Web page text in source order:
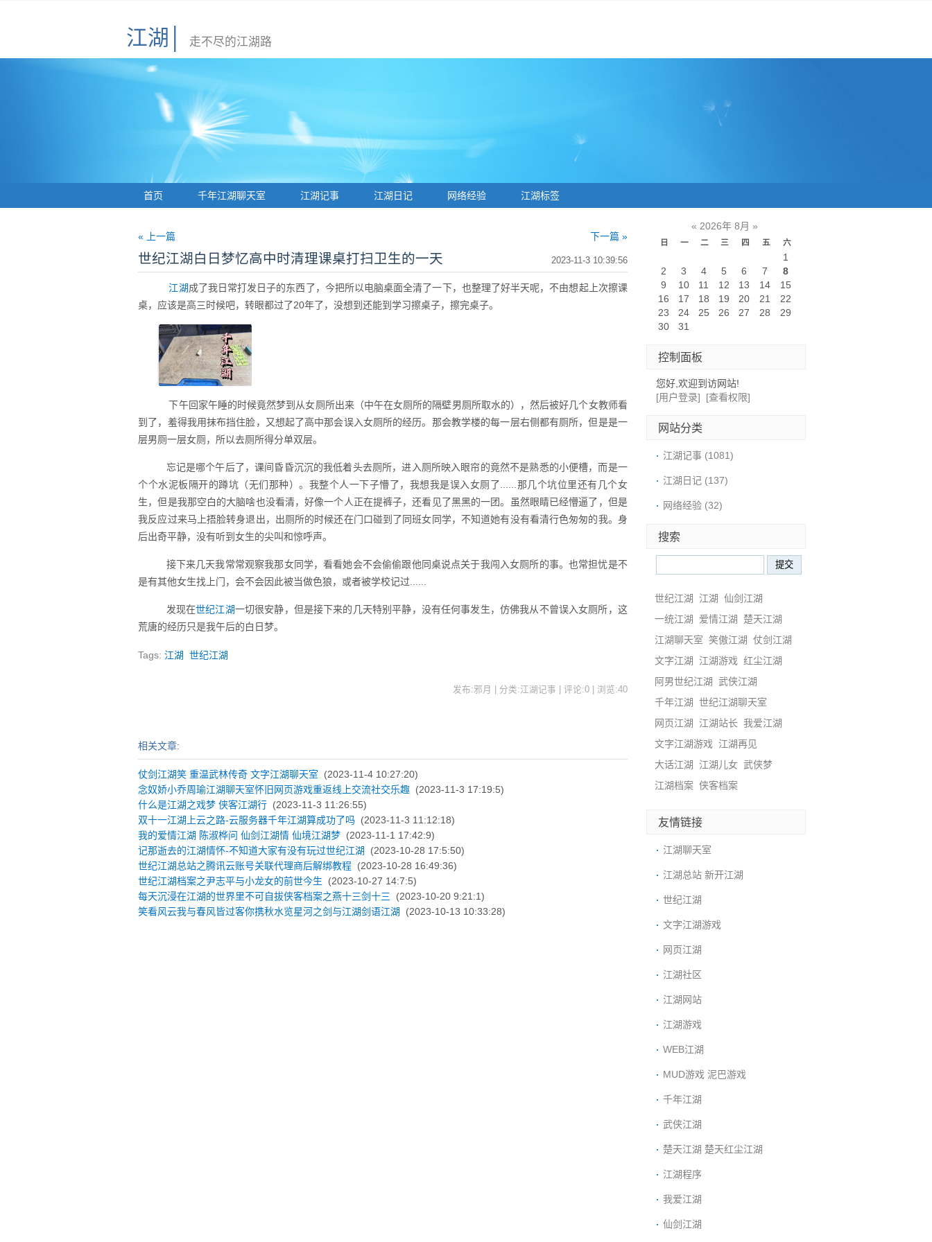
江湖│ 走不尽的江湖路
首页 千年江湖聊天室 江湖记事 江湖日记 网络经验 江湖标签
« 上一篇 下一篇 »
2023-11-3 10:39:56
世纪江湖白日梦忆高中时清理课桌打扫卫生的一天
江湖成了我日常打发日子的东西了，今把所以电脑桌面全清了一下，也整理了好半天呢，不由想起上次擦课
桌，应该是高三时候吧，转眼都过了20年了，没想到还能到学习擦桌子，擦完桌子。
下午回家午睡的时候竟然梦到从女厕所出来（中午在女厕所的隔壁男厕所取水的），然后被好几个女教师看
到了，羞得我用抹布挡住脸，又想起了高中那会误入女厕所的经历。那会教学楼的每一层右侧都有厕所，但是是一
层男厕一层女厕，所以去厕所得分单双层。
忘记是哪个午后了，课间昏昏沉沉的我低着头去厕所，进入厕所映入眼帘的竟然不是熟悉的小便槽，而是一
个个水泥板隔开的蹲坑（无们那种）。我整个人一下子懵了，我想我是误入女厕了......那几个坑位里还有几个女
生，但是我那空白的大脑啥也没看清，好像一个人正在提裤子，还看见了黑黑的一团。虽然眼睛已经懵逼了，但是
我反应过来马上捂脸转身退出，出厕所的时候还在门口碰到了同班女同学，不知道她有没有看清行色匆匆的我。身
后出奇平静，没有听到女生的尖叫和惊呼声。
接下来几天我常常观察我那女同学，看看她会不会偷偷跟他同桌说点关于我闯入女厕所的事。也常担忧是不
是有其他女生找上门，会不会因此被当做色狼，或者被学校记过......
发现在世纪江湖一切很安静，但是接下来的几天特别平静，没有任何事发生，仿佛我从不曾误入女厕所，这
荒唐的经历只是我午后的白日梦。
Tags:江湖 世纪江湖
发布:邪月 | 分类:江湖记事 | 评论:0 | 浏览:40
相关文章:
仗剑江湖笑 重温武林传奇 文字江湖聊天室 (2023-11-4 10:27:20)
念奴娇小乔周瑜江湖聊天室怀旧网页游戏重返线上交流社交乐趣 (2023-11-3 17:19:5)
什么是江湖之戏梦 侠客江湖行 (2023-11-3 11:26:55)
双十一江湖上云之路-云服务器千年江湖算成功了吗 (2023-11-3 11:12:18)
我的爱情江湖 陈淑桦问 仙剑江湖情 仙境江湖梦 (2023-11-1 17:42:9)
记那逝去的江湖情怀-不知道大家有没有玩过世纪江湖
(2023-10-28 17:5:50)
世纪江湖总站之腾讯云账号关联代理商后解绑教程 (2023-10-28 16:49:36)
世纪江湖档案之尹志平与小龙女的前世今生 (2023-10-27 14:7:5)
每天沉浸在江湖的世界里不可自拔侠客档案之燕十三剑十三 (2023-10-20 9:21:1)
笑看风云我与春风皆过客你携秋水览星河之剑与江湖剑语江湖
(2023-10-13 10:33:28)
« 2026年 8月 »
日 一 二 三 四 五 六
1
2
3 4 5 6 7
8
9
10 11 12 13 14
15
16
17 18 19 20 21
22
23
24 25 26 27 28
29
30
31
控制面板
您好,欢迎到访网站!
[用户登录]
[查看权限]
网站分类
江湖记事 (1081)
江湖日记 (137)
网络经验 (32)
搜索
世纪江湖 江湖
仙剑江湖
一统江湖
爱情江湖
楚天江湖
江湖聊天室 笑傲江湖
仗剑江湖
文字江湖
江湖游戏 红尘江湖
阿男世纪江湖
武侠江湖
千年江湖
世纪江湖聊天室
网页江湖
江湖站长 我爱江湖
文字江湖游戏
江湖再见
大话江湖
江湖儿女 武侠梦
江湖档案 侠客档案
友情链接
江湖聊天室
江湖总站 新开江湖
世纪江湖
文字江湖游戏
网页江湖
江湖社区
江湖网站
江湖游戏
WEB江湖
MUD游戏 泥巴游戏
千年江湖
武侠江湖
楚天江湖 楚天红尘江湖
江湖程序
我爱江湖
仙剑江湖